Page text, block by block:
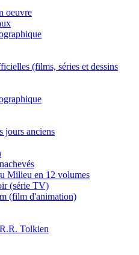
oeuvre
(films, séries et dessins
jours anciens
Milieu en 12 volumes
(série TV)
(film d'animation)
Tolkien